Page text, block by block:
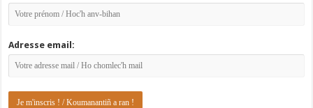
Adresse email: